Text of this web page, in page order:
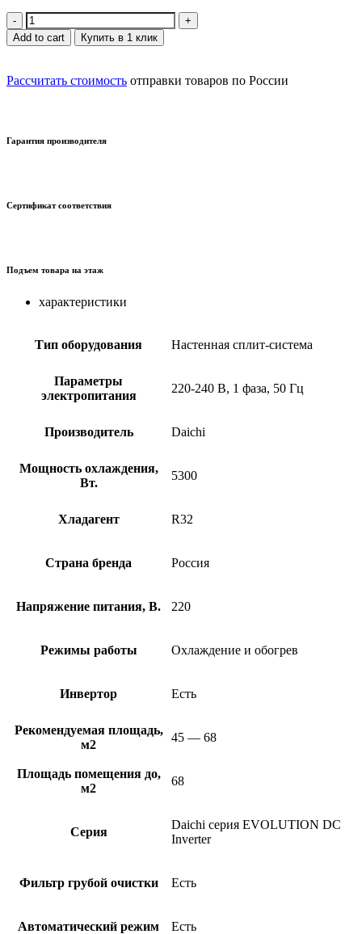
Quantity
Add to cart Купить в 1 клик
Рассчитать стоимость отправки товаров по России
Гарантия производителя
Сертификат соответствия
Подъем товара на этаж
характеристики
Тип оборудования Настенная сплит-система
Параметры
электропитания
220-240 В, 1 фаза, 50 Гц
Производитель Daichi
Мощность охлаждения,
Вт.
5300
Хладагент R32
Страна бренда Россия
Напряжение питания, В. 220
Режимы работы Охлаждение и обогрев
Инвертор Есть
Рекомендуемая площадь,
м2
45 — 68
Площадь помещения до,
м2
68
Серия
Daichi серия EVOLUTION DC
Inverter
Фильтр грубой очистки Есть
Автоматический режим Есть